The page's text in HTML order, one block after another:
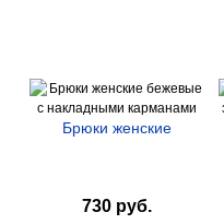
Брюки женские
730 руб.